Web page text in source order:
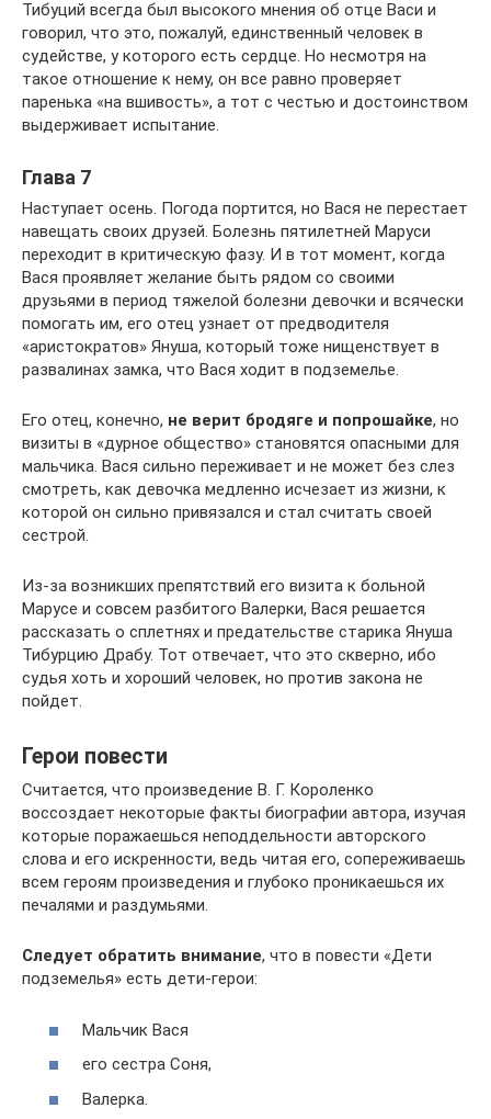
Тибуций всегда был высокого мнения об отце Васи и
говорил, что это, пожалуй, единственный человек в
судействе, у которого есть сердце. Но несмотря на
такое отношение к нему, он все равно проверяет
паренька «на вшивость», а тот с честью и достоинством
выдерживает испытание.
Глава 7
Наступает осень. Погода портится, но Вася не перестает
навещать своих друзей. Болезнь пятилетней Маруси
переходит в критическую фазу. И в тот момент, когда
Вася проявляет желание быть рядом со своими
друзьями в период тяжелой болезни девочки и всячески
помогать им, его отец узнает от предводителя
«аристократов» Януша, который тоже нищенствует в
развалинах замка, что Вася ходит в подземелье.
Его отец, конечно, не верит бродяге и попрошайке, но
визиты в «дурное общество» становятся опасными для
мальчика. Вася сильно переживает и не может без слез
смотреть, как девочка медленно исчезает из жизни, к
которой он сильно привязался и стал считать своей
сестрой.
Из-за возникших препятствий его визита к больной
Марусе и совсем разбитого Валерки, Вася решается
рассказать о сплетнях и предательстве старика Януша
Тибурцию Драбу. Тот отвечает, что это скверно, ибо
судья хоть и хороший человек, но против закона не
пойдет.
Герои повести
Считается, что произведение В. Г. Короленко
воссоздает некоторые факты биографии автора, изучая
которые поражаешься неподдельности авторского
слова и его искренности, ведь читая его, сопереживаешь
всем героям произведения и глубоко проникаешься их
печалями и раздумьями.
Следует обратить внимание, что в повести «Дети
подземелья» есть дети-герои:
Мальчик Вася
его сестра Соня,
Валерка.